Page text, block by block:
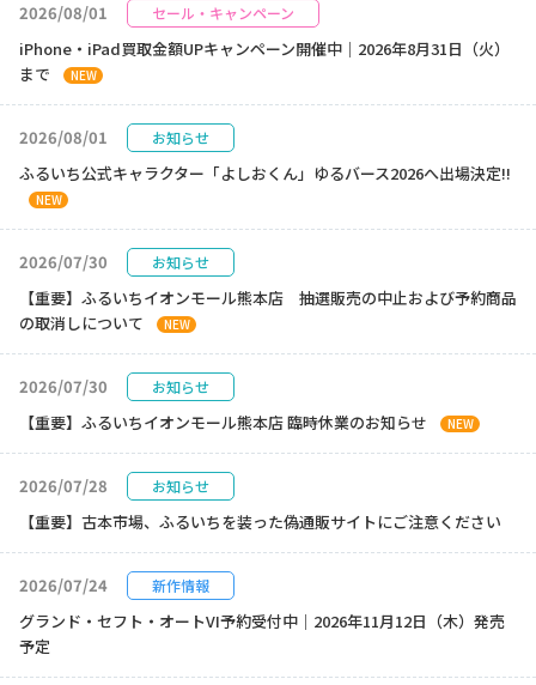
2026/08/01 セール・キャンペーン
iPhone・iPad買取金額UPキャンペーン開催中｜2026年8月31日（火）
まで
NEW
2026/08/01 お知らせ
ふるいち公式キャラクター「よしおくん」ゆるバース2026へ出場決定!!
NEW
2026/07/30 お知らせ
【重要】ふるいちイオンモール熊本店 抽選販売の中止および予約商品
の取消しについて
NEW
2026/07/30 お知らせ
【重要】ふるいちイオンモール熊本店 臨時休業のお知らせ NEW
2026/07/28 お知らせ
【重要】古本市場、ふるいちを装った偽通販サイトにご注意ください
2026/07/24 新作情報
グランド・セフト・オートVI予約受付中｜2026年11月12日（木）発売
予定